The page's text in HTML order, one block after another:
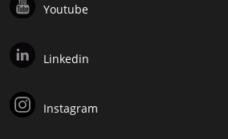
Youtube
Linkedin
Instagram